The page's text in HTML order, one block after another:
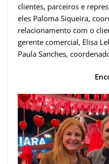
clientes, parceiros e
eles Paloma Siqueira,
relacionamento com o
gerente comercial, Elisa
Paula Sanches,